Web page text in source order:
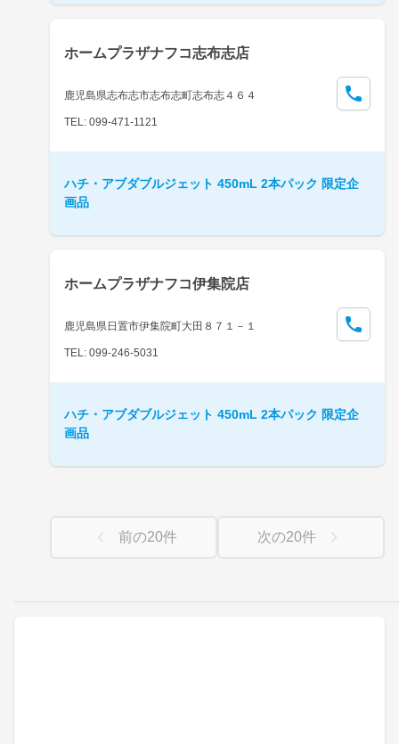
ホームプラザナフコ志布志店
鹿児島県志布志市志布志町志布志４６４
TEL: 099-471-1121
ハチ・アブダブルジェット 450mL 2本パック 限定企
画品
ホームプラザナフコ伊集院店
鹿児島県日置市伊集院町大田８７１－１
TEL: 099-246-5031
ハチ・アブダブルジェット 450mL 2本パック 限定企
画品
前の20件 次の20件